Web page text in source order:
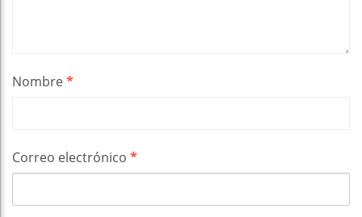
Nombre*
Correo electrónico *